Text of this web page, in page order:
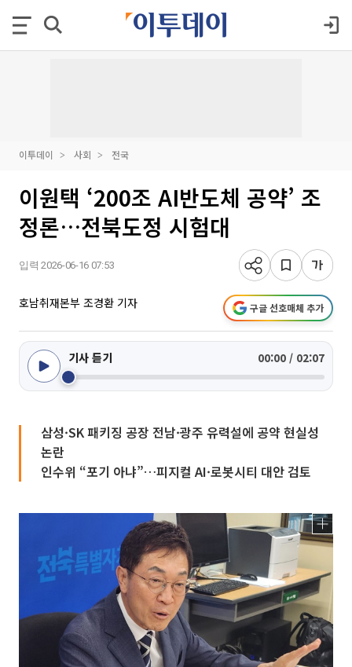
이투데이 사회 전국
이원택 ‘200조 AI반도체 공약’ 조
정론…전북도정 시험대
입력 2026-06-16 07:53
호남취재본부 조경환 기자 구글 선호매체 추가
기사 듣기 00:00 / 02:07
삼성·SK 패키징 공장 전남·광주 유력설에 공약 현실성
논란
인수위 “포기 아냐”…피지컬 AI·로봇시티 대안 검토